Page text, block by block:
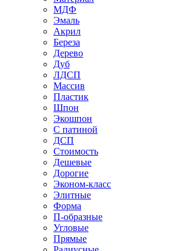
МДФ
Эмаль
Акрил
Береза
Дерево
Дуб
ЛДСП
Массив
Пластик
Шпон
Экошпон
С патиной
ДСП
Стоимость
Дешевые
Дорогие
Эконом-класс
Элитные
Форма
П-образные
Угловые
Прямые